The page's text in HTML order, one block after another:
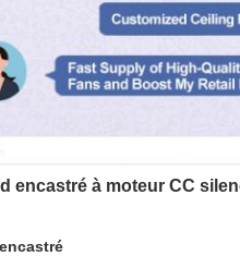
encastré à moteur CC